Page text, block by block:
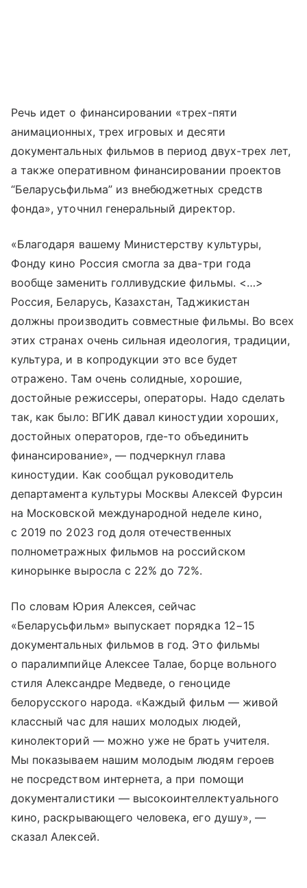
Речь идет о финансировании «трех-пяти
анимационных, трех игровых и десяти
документальных фильмов в период двух-трех лет,
а также оперативном финансировании проектов
“Беларусьфильма” из внебюджетных средств
фонда», уточнил генеральный директор.
«Благодаря вашему Министерству культуры,
Фонду кино Россия смогла за два-три года
вообще заменить голливудские фильмы. <…>
Россия, Беларусь, Казахстан, Таджикистан
должны производить совместные фильмы. Во всех
этих странах очень сильная идеология, традиции,
культура, и в копродукции это все будет
отражено. Там очень солидные, хорошие,
достойные режиссеры, операторы. Надо сделать
так, как было: ВГИК давал киностудии хороших,
достойных операторов, где-то объединить
финансирование», — подчеркнул глава
киностудии. Как сообщал руководитель
департамента культуры Москвы Алексей Фурсин
на Московской международной неделе кино,
с 2019 по 2023 год доля отечественных
полнометражных фильмов на российском
кинорынке выросла с 22% до 72%.
По словам Юрия Алексея, сейчас
«Беларусьфильм» выпускает порядка 12−15
документальных фильмов в год. Это фильмы
о паралимпийце Алексее Талае, борце вольного
стиля Александре Медведе, о геноциде
белорусского народа. «Каждый фильм — живой
классный час для наших молодых людей,
кинолекторий — можно уже не брать учителя.
Мы показываем нашим молодым людям героев
не посредством интернета, а при помощи
документалистики — высокоинтеллектуального
кино, раскрывающего человека, его душу», —
сказал Алексей.